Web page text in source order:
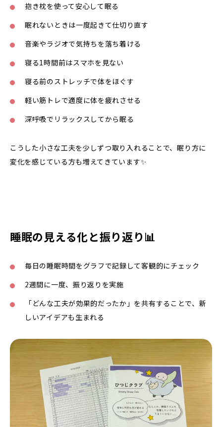
抱き枕を使って安心して眠る
眠れないときは一度起きて仕切り直す
音楽やラジオで気持ちを落ち着ける
寝る1時間前はスマホを見ない
寝る前のストレッチで体をほぐす
軽い筋トレで適度に体を疲れさせる
深呼吸でリラックスしてから眠る
こうした小さな工夫を少しずつ取り入れることで、眠り方に
変化を感じている方も増えてきています✨
睡眠の見える化と振り返り📊
毎日の睡眠時間をグラフで記録して客観的にチェック
2週間に一度、振り返りを実施
「どんな工夫が効果的だったか」を共有することで、新
しいアイデアも生まれる